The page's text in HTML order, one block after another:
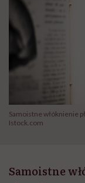
Samoistne włóknienie
Istock.com
Samoistne